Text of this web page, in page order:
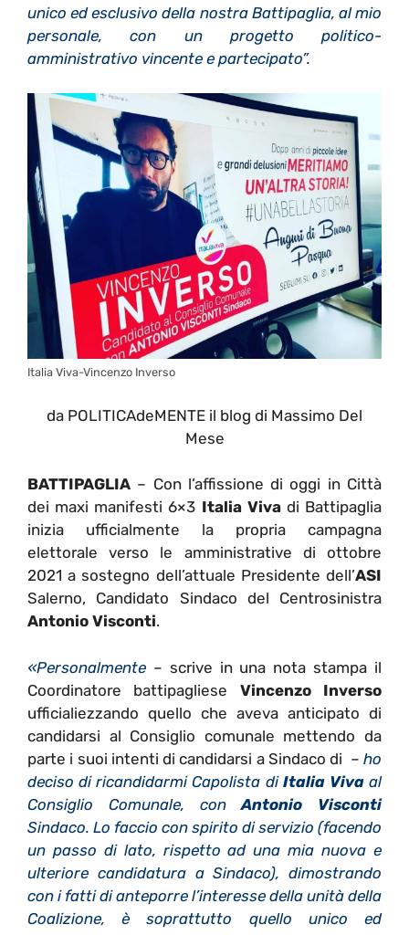
unico ed esclusivo della nostra Battipaglia, al mio
personale, con un progetto politico-
amministrativo vincente e partecipato”.
Italia Viva-Vincenzo Inverso
da POLITICAdeMENTE il blog di Massimo Del
Mese
BATTIPAGLIA – Con l’affissione di oggi in Città
dei maxi manifesti 6×3 Italia Vivadi Battipaglia
inizia ufficialmente la propria campagna
elettorale verso le amministrative di ottobre
2021 a sostegno dell’attuale Presidente dell’ASI
Salerno, Candidato Sindaco del Centrosinistra
Antonio Visconti.
«Personalmente – scrive in una nota stampa il
Coordinatore battipagliese Vincenzo Inverso
ufficialiezzando quello che aveva anticipato di
candidarsi al Consiglio comunale mettendo da
parte i suoi intenti di candidarsi a Sindaco di – ho
deciso di ricandidarmi Capolista di Italia Vivaal
Consiglio Comunale, conAntonio Visconti
Sindaco. Lo faccio con spirito di servizio (facendo
un passo di lato, rispetto ad una mia nuova e
ulteriore candidatura a Sindaco), dimostrando
con i fatti di anteporre l’interesse della unità della
Coalizione, è soprattutto quello unico ed